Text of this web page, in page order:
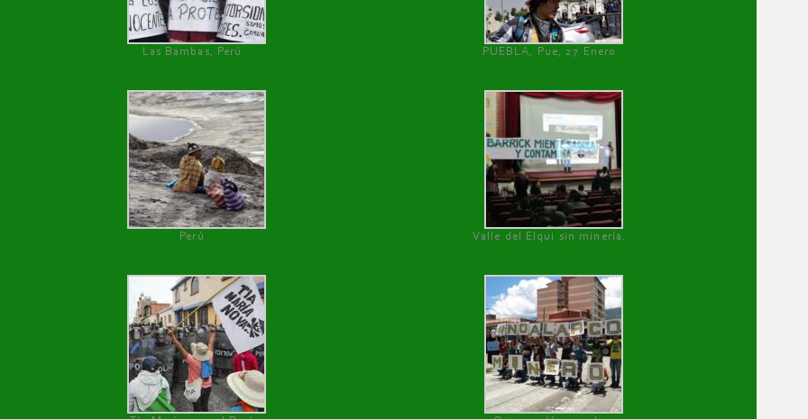
Las Bambas, Perú PUEBLA, Pue, 27 Enero
Perú Valle del Elqui sin minería.